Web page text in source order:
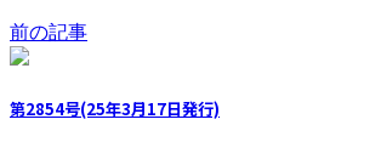
前の記事
第2854号(25年3月17日発行)